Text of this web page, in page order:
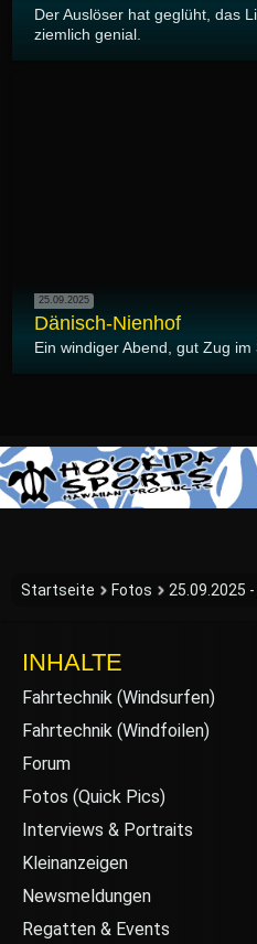
Der Auslöser hat geglüht, das
ziemlich genial.
25.09.2025
Dänisch-Nienhof
Ein windiger Abend, gut Zug im
Startseite Fotos 25.09.2025
INHALTE
Fahrtechnik (Windsurfen)
Fahrtechnik (Windfoilen)
Forum
Fotos (Quick Pics)
Interviews & Portraits
Kleinanzeigen
Newsmeldungen
Regatten & Events